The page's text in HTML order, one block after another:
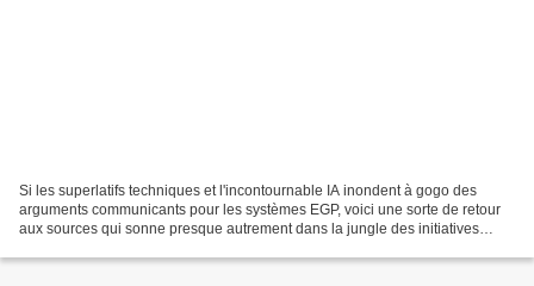
Si les superlatifs techniques et l'incontournable IA inondent à gogo des
arguments communicants pour les systèmes EGP, voici une sorte de retour
aux sources qui sonne presque autrement dans la jungle des initiatives